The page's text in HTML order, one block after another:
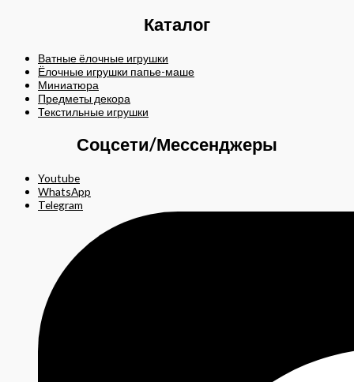
Каталог
Ватные ёлочные игрушки
Ёлочные игрушки папье-маше
Миниатюра
Предметы декора
Текстильные игрушки
Соцсети/Мессенджеры
Youtube
WhatsApp
Telegram